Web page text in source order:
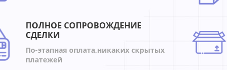
ПОЛНОЕ СОПРОВОЖДЕНИЕ
СДЕЛКИ
По-этапная оплата,никаких скрытых
платежей